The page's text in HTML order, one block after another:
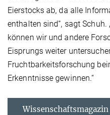
Eierstocks ab, da alle
enthalten sind“, sagt
können wir und andere
Eisprungs weiter
Fruchtbarkeitsforschung
Erkenntnisse gewinnen.“
Wissenschaftsmagazin